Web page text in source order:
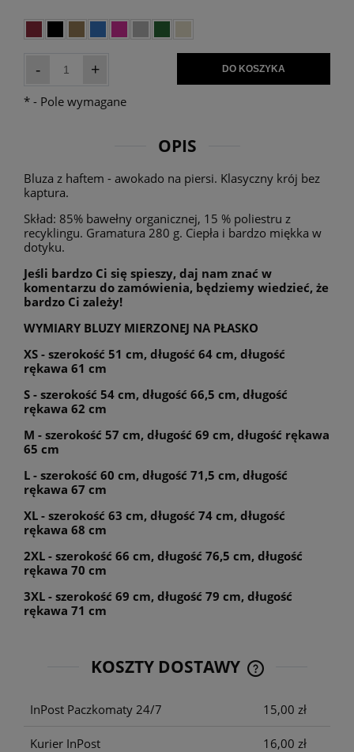
- + DO KOSZYKA
* - Pole wymagane
OPIS
Bluza z haftem - awokado na piersi. Klasyczny krój bez
kaptura.
Skład: 85% bawełny organicznej, 15 % poliestru z
recyklingu. Gramatura 280 g. Ciepła i bardzo miękka w
dotyku.
Jeśli bardzo Ci się spieszy, daj nam znać w
komentarzu do zamówienia, będziemy wiedzieć, że
bardzo Ci zależy!
WYMIARY BLUZY MIERZONEJ NA PŁASKO
XS - szerokość 51 cm, długość 64 cm, długość
rękawa 61 cm
S - szerokość 54 cm, długość 66,5 cm, długość
rękawa 62 cm
M - szerokość 57 cm, długość 69 cm, długość rękawa
65 cm
L - szerokość 60 cm, długość 71,5 cm, długość
rękawa 67 cm
XL - szerokość 63 cm, długość 74 cm, długość
rękawa 68 cm
2XL - szerokość 66 cm, długość 76,5 cm, długość
rękawa 70 cm
3XL - szerokość 69 cm, długość 79 cm, długość
rękawa 71 cm
KOSZTY DOSTAWY
CENA NIE
InPost Paczkomaty 24/7 15,00 zł
Kurier InPost 16,00 zł